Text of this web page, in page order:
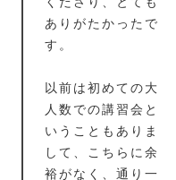
ありがたかったで
す。
以前は初めての大
人数での講習会と
いうこともありま
して、こちらに余
裕がなく、通り一